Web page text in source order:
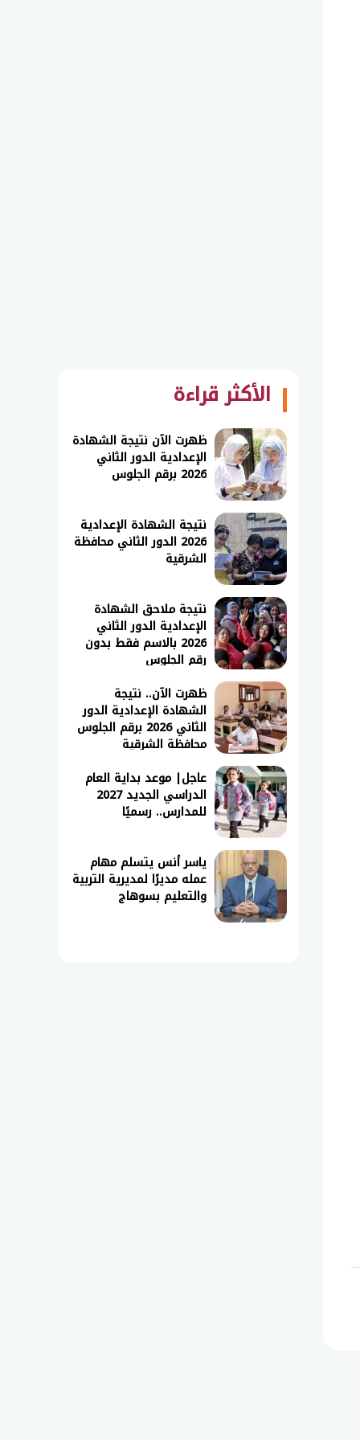
الأكثر قراءة
ظهرت الآن نتيجة الشهادة
الإعدادية الدور الثاني
2026 برقم الجلوس
نتيجة الشهادة الإعدادية
2026 الدور الثاني محافظة
الشرقية
نتيجة ملاحق الشهادة
الإعدادية الدور الثاني
2026 بالاسم فقط بدون
رقم الجلوس
ظهرت الآن.. نتيجة
الشهادة الإعدادية الدور
الثاني 2026 برقم الجلوس
محافظة الشرقية
عاجل| موعد بداية العام
الدراسي الجديد 2027
للمدارس.. رسميًا
ياسر أنس يتسلم مهام
عمله مديرًا لمديرية التربية
والتعليم بسوهاج